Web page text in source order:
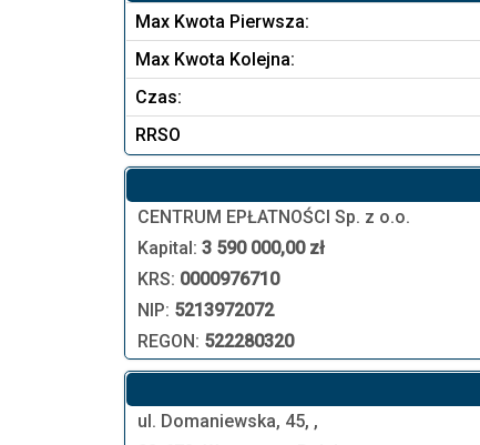
Max Kwota Pierwsza:
Max Kwota Kolejna:
Czas:
RRSO
CENTRUM EPŁATNOŚCI Sp. z o.o.
Kapital: 3 590 000,00 zł
KRS: 0000976710
NIP: 5213972072
REGON: 522280320
ul. Domaniewska, 45, ,